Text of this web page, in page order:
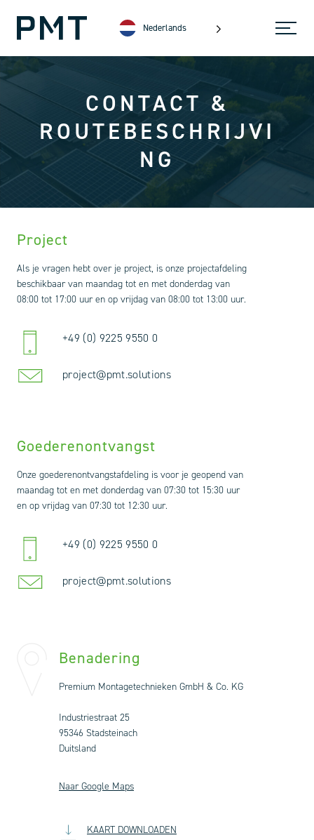
Nederlands
CONTACT &
ROUTEBESCHRIJVI
NG
Project
Als je vragen hebt over je project, is onze projectafdeling
beschikbaar van maandag tot en met donderdag van
08:00 tot 17:00 uur en op vrijdag van 08:00 tot 13:00 uur.
+49 (0) 9225 9550 0
project@pmt.solutions
Goederenontvangst
Onze goederenontvangstafdeling is voor je geopend van
maandag tot en met donderdag van 07:30 tot 15:30 uur
en op vrijdag van 07:30 tot 12:30 uur.
+49 (0) 9225 9550 0
project@pmt.solutions
Benadering
Premium Montagetechnieken GmbH & Co. KG
Industriestraat 25
95346 Stadsteinach
Duitsland
Naar Google Maps
KAART DOWNLOADEN